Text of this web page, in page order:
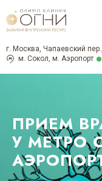
м. Сокол, м. Аэропорт
г. Москва, Чапаевский
ПРИЕМ
У МЕТРО